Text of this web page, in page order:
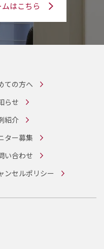
はこちら
ての方へ
らせ
紹介
ター募集
い合わせ
ンセルポリシー